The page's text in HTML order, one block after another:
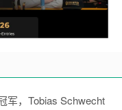
军，Tobias Schwecht